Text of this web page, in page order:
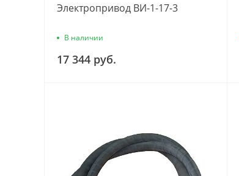
Электропривод ВИ-1-17-3
В наличии
17 344 руб.